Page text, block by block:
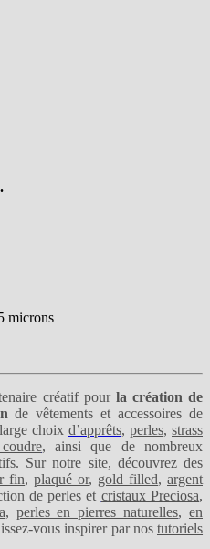
microns
créatif pourla création de
de vêtements et accessoires de
choix d’apprêts, perles, strass
, ainsi que de nombreux
Sur notre site, découvrez des
fin, plaqué or, gold filled, argent
de perles et cristaux Preciosa,
, perles en pierres naturelles, en
vous inspirer par nostutoriels